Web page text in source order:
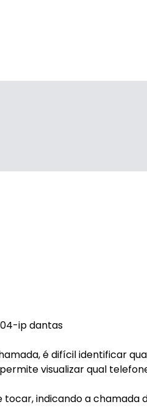
ip dantas
é difícil identificar
visualizar qual
indicando a chamada